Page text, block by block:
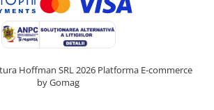
Hoffman SRL 2026 Platforma E-commerce
by Gomag